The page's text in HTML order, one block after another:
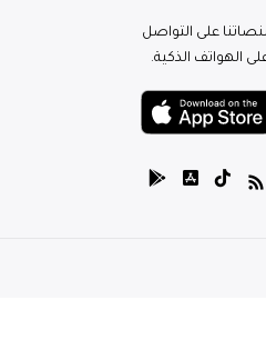
على التواصل
الهواتف الذكية.